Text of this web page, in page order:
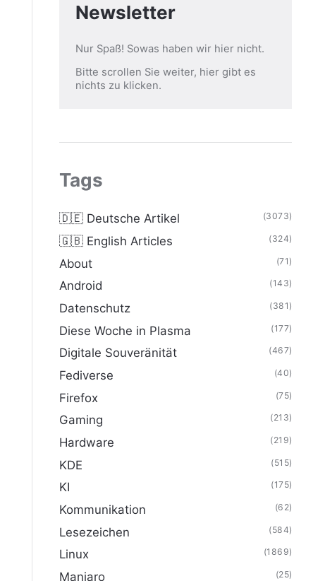
Newsletter
Nur Spaß! Sowas haben wir hier nicht.
Bitte scrollen Sie weiter, hier gibt es
nichts zu klicken.
Tags
🇩🇪 Deutsche Artikel (3073)
🇬🇧 English Articles (324)
About (71)
Android (143)
Datenschutz (381)
Diese Woche in Plasma (177)
Digitale Souveränität (467)
Fediverse (40)
Firefox (75)
Gaming (213)
Hardware (219)
KDE (515)
KI (175)
Kommunikation (62)
Lesezeichen (584)
Linux (1869)
Manjaro (25)